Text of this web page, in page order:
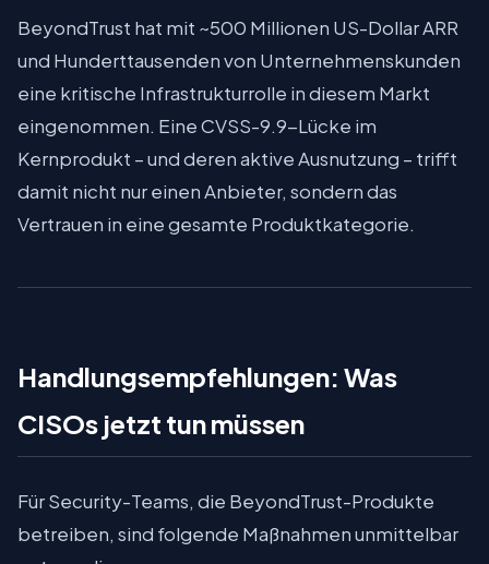
BeyondTrust hat mit ~500 Millionen US-Dollar ARR
und Hunderttausenden von Unternehmenskunden
eine kritische Infrastrukturrolle in diesem Markt
eingenommen. Eine CVSS-9.9-Lücke im
Kernprodukt – und deren aktive Ausnutzung – trifft
damit nicht nur einen Anbieter, sondern das
Vertrauen in eine gesamte Produktkategorie.
Handlungsempfehlungen: Was
CISOs jetzt tun müssen
Für Security-Teams, die BeyondTrust-Produkte
betreiben, sind folgende Maßnahmen unmittelbar